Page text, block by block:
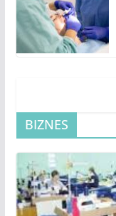
BIZNES